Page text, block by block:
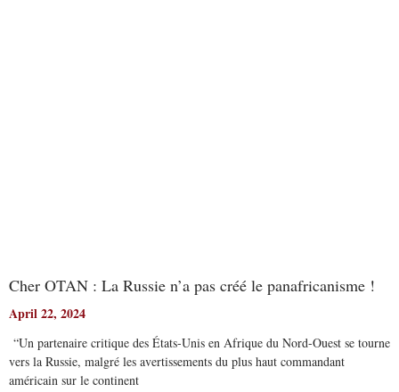
Cher OTAN : La Russie n’a pas créé le panafricanisme !
April 22, 2024
“Un partenaire critique des États-Unis en Afrique du Nord-Ouest se tourne
vers la Russie, malgré les avertissements du plus haut commandant
américain sur le continent